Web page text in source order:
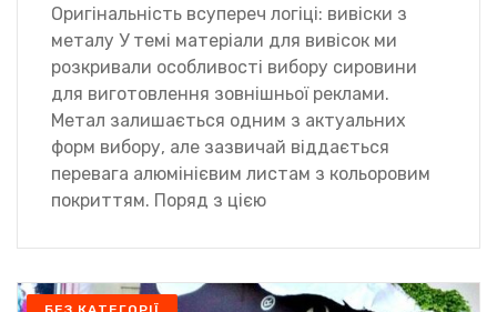
Оригінальність всупереч логіці: вивіски з
металу У темі матеріали для вивісок ми
розкривали особливості вибору сировини
для виготовлення зовнішньої реклами.
Метал залишається одним з актуальних
форм вибору, але зазвичай віддається
перевага алюмінієвим листам з кольоровим
покриттям. Поряд з цією